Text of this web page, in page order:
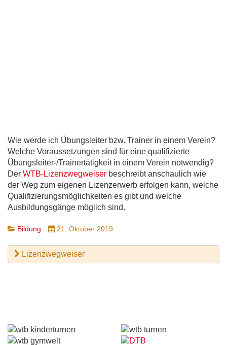
Wie werde ich Übungsleiter bzw. Trainer in einem Verein?
Welche Voraussetzungen sind für eine qualifizierte
Übungsleiter-/Trainertätigkeit in einem Verein notwendig?
Der WTB-Lizenzwegweiser beschreibt anschaulich wie
der Weg zum eigenen Lizenzerwerb erfolgen kann, welche
Qualifizierungsmöglichkeiten es gibt und welche
Ausbildungsgänge möglich sind.
Bildung 21. Oktober 2019
Lizenzwegweiser